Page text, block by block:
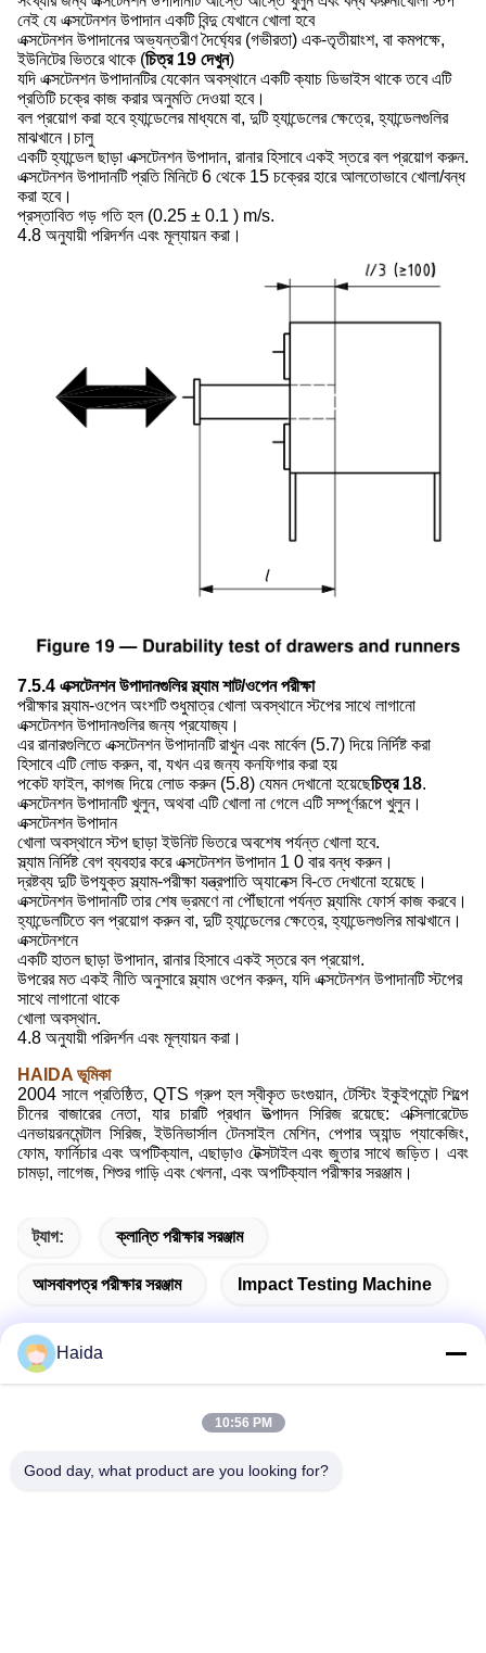
নেই যে এক্সটেনশন উপাদান একটি বিন্দু যেখানে খোলা হবে
এক্সটেনশন উপাদানের অভ্যন্তরীণ দৈর্ঘ্যের (গভীরতা) এক-তৃতীয়াংশ, বা কমপক্ষে,
ইউনিটের ভিতরে থাকে (চিত্র 19 দেখুন)
যদি এক্সটেনশন উপাদানটির যেকোন অবস্থানে একটি ক্যাচ ডিভাইস থাকে তবে এটি
প্রতিটি চক্রে কাজ করার অনুমতি দেওয়া হবে।
বল প্রয়োগ করা হবে হ্যান্ডেলের মাধ্যমে বা, দুটি হ্যান্ডেলের ক্ষেত্রে, হ্যান্ডেলগুলির
মাঝখানে।চালু
একটি হ্যান্ডেল ছাড়া এক্সটেনশন উপাদান, রানার হিসাবে একই স্তরে বল প্রয়োগ করুন.
এক্সটেনশন উপাদানটি প্রতি মিনিটে 6 থেকে 15 চক্রের হারে আলতোভাবে খোলা/বন্ধ
করা হবে।
প্রস্তাবিত গড় গতি হল (0.25 ± 0.1 ) m/s.
4.8 অনুযায়ী পরিদর্শন এবং মূল্যায়ন করা।
7.5.4 এক্সটেনশন উপাদানগুলির স্ল্যাম শাট/ওপেন পরীক্ষা
পরীক্ষার স্ল্যাম-ওপেন অংশটি শুধুমাত্র খোলা অবস্থানে স্টপের সাথে লাগানো
এক্সটেনশন উপাদানগুলির জন্য প্রযোজ্য।
এর রানারগুলিতে এক্সটেনশন উপাদানটি রাখুন এবং মার্বেল (5.7) দিয়ে নির্দিষ্ট করা
হিসাবে এটি লোড করুন, বা, যখন এর জন্য কনফিগার করা হয়
পকেট ফাইল, কাগজ দিয়ে লোড করুন (5.8) যেমন দেখানো হয়েছেচিত্র 18.
এক্সটেনশন উপাদানটি খুলুন, অথবা এটি খোলা না গেলে এটি সম্পূর্ণরূপে খুলুন।
এক্সটেনশন উপাদান
খোলা অবস্থানে স্টপ ছাড়া ইউনিট ভিতরে অবশেষ পর্যন্ত খোলা হবে.
স্ল্যাম নির্দিষ্ট বেগ ব্যবহার করে এক্সটেনশন উপাদান 1 0 বার বন্ধ করুন।
দ্রষ্টব্য দুটি উপযুক্ত স্ল্যাম-পরীক্ষা যন্ত্রপাতি অ্যানেক্স বি-তে দেখানো হয়েছে।
এক্সটেনশন উপাদানটি তার শেষ ভ্রমণে না পৌঁছানো পর্যন্ত স্ল্যামিং ফোর্স কাজ করবে।
হ্যান্ডেলটিতে বল প্রয়োগ করুন বা, দুটি হ্যান্ডেলের ক্ষেত্রে, হ্যান্ডেলগুলির মাঝখানে।
এক্সটেনশনে
একটি হাতল ছাড়া উপাদান, রানার হিসাবে একই স্তরে বল প্রয়োগ.
উপরের মত একই নীতি অনুসারে স্ল্যাম ওপেন করুন, যদি এক্সটেনশন উপাদানটি স্টপের
সাথে লাগানো থাকে
খোলা অবস্থান.
4.8 অনুযায়ী পরিদর্শন এবং মূল্যায়ন করা।
HAIDA ভূমিকা
2004 সালে প্রতিষ্ঠিত, QTS গ্রুপ হল স্বীকৃত ডংগুয়ান, টেস্টিং ইকুইপমেন্ট শিল্পে
চীনের বাজারের নেতা, যার চারটি প্রধান উত্পাদন সিরিজ রয়েছে: এক্সিলারেটেড
এনভায়রনমেন্টাল সিরিজ, ইউনিভার্সাল টেনসাইল মেশিন, পেপার অ্যান্ড প্যাকেজিং,
ফোম, ফার্নিচার এবং অপটিক্যাল, এছাড়াও টেক্সটাইল এবং জুতার সাথে জড়িত। এবং
চামড়া, লাগেজ, শিশুর গাড়ি এবং খেলনা, এবং অপটিক্যাল পরীক্ষার সরঞ্জাম।
ট্যাগ: ক্লান্তি পরীক্ষার সরঞ্জাম
আসবাবপত্র পরীক্ষার সরঞ্জাম Impact Testing Machine
ঠিকানা
Haida
10:56 PM
Good day, what product are you looking for?